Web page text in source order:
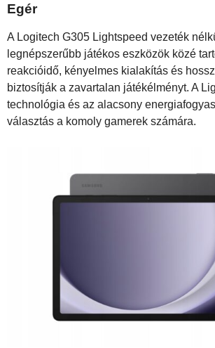
Egér
A Logitech G305 Lightspeed vezeték
legnépszerűbb játékos eszközök közé
reakcióidő, kényelmes kialakítás és
biztosítják a zavartalan játékélményt. A
technológia és az alacsony
választás a komoly gamerek számára.